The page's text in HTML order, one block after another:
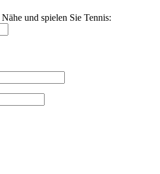
und spielen Sie Tennis: